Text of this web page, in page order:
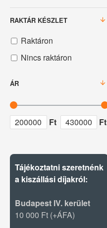
ÁR
Ft Ft
RAKTÁR KÉSZLET
Raktáron
Nincs raktáron
Tájékoztatni szeretnénk
a kiszállási díjakról:
Budapest IV. kerület
10 000 Ft (+ÁFA)